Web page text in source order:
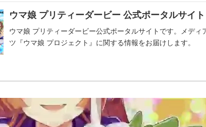
ウマ娘 プリティーダービー 公式ポータルサイ
ウマ娘 プリティーダービー公式ポータルサイトです。メディ
ツ『ウマ娘 プロジェクト』に関する情報をお届けします。